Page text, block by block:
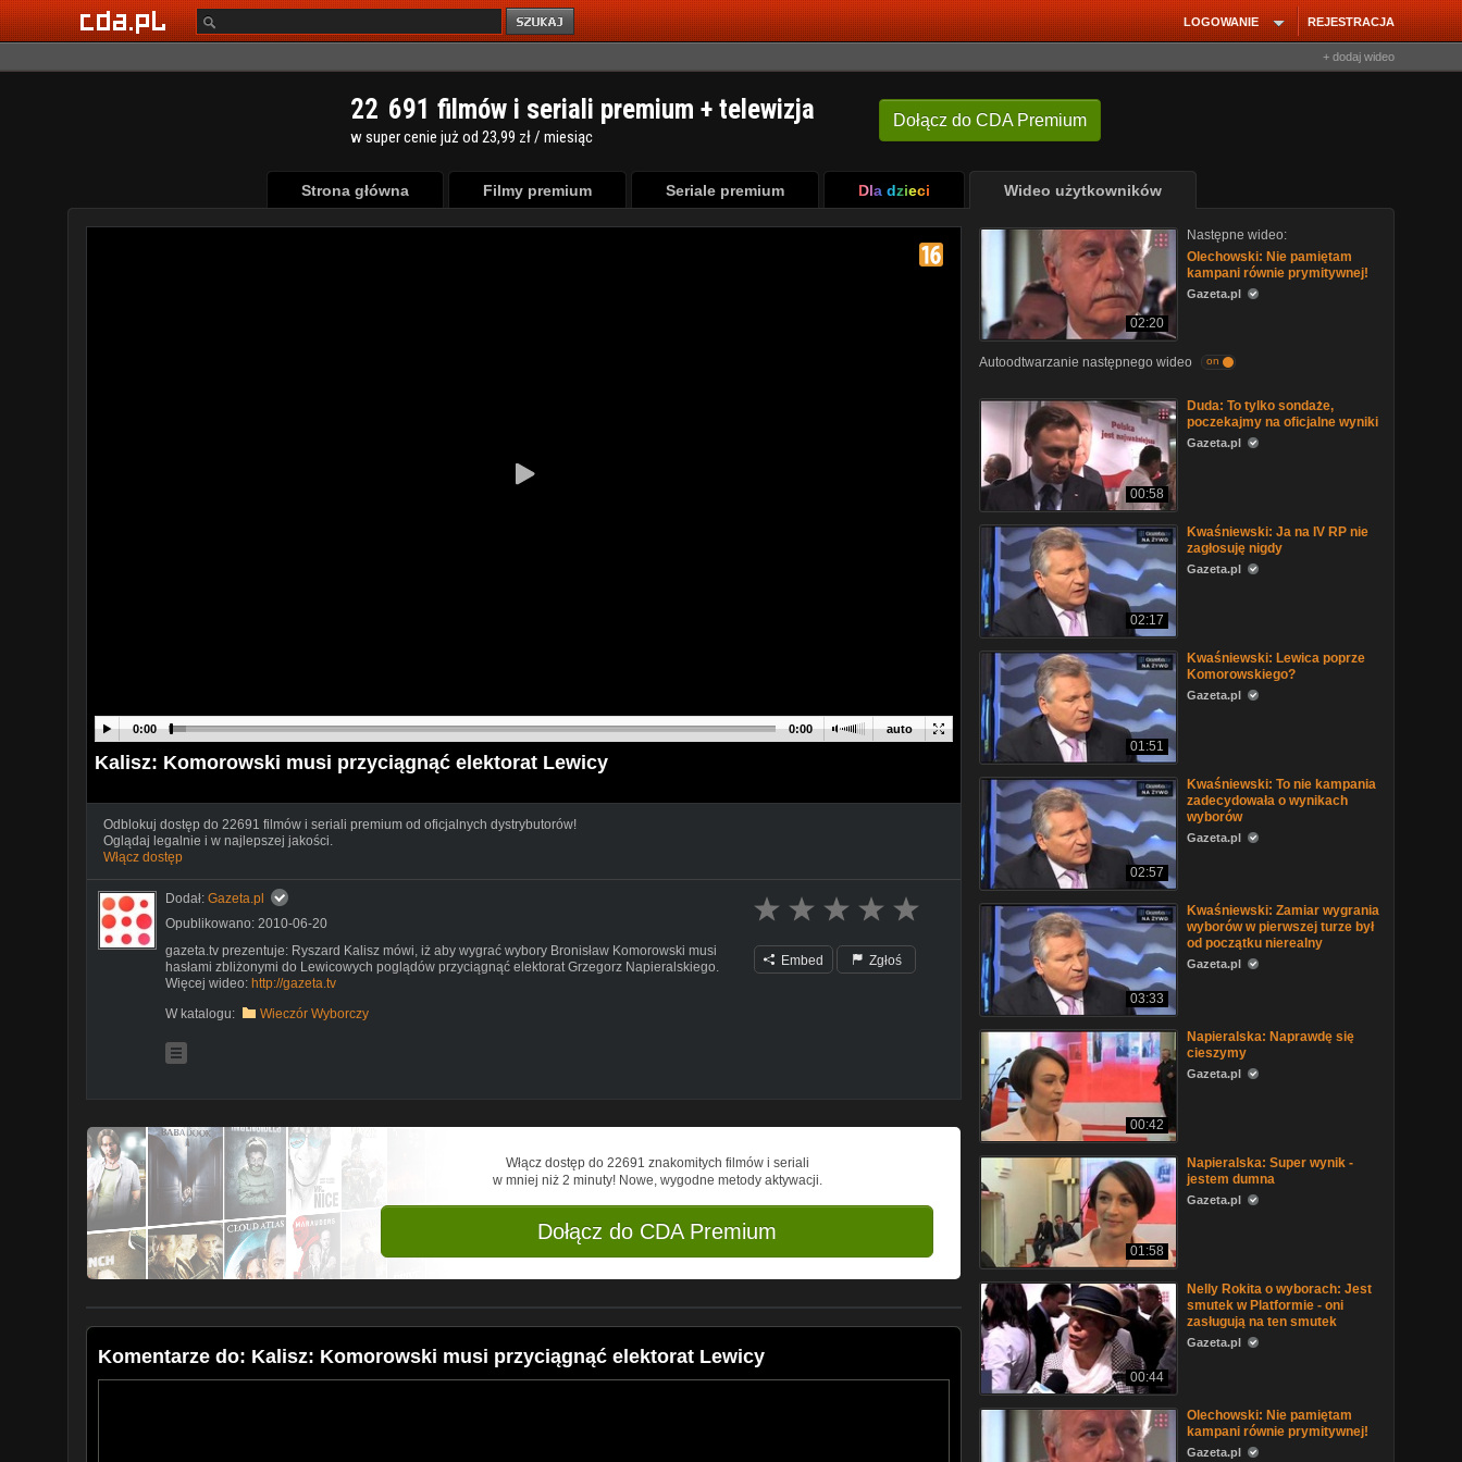
REJESTRACJA
LOGOWANIE
+ dodaj wideo
Dołącz do CDA Premium
22 691 filmów i seriali premium + telewizja
w super cenie już od 23,99 zł / miesiąc
Strona główna Filmy premium Seriale premium Dla dzieci Wideo użytkowników
auto
0:00 0:00
Kalisz: Komorowski musi przyciągnąć elektorat Lewicy
Odblokuj dostęp do 22691 filmów i seriali premium od oficjalnych dystrybutorów!
Oglądaj legalnie i w najlepszej jakości.
Włącz dostęp
Dodał: Gazeta.pl
Opublikowano: 2010-06-20
gazeta.tv prezentuje: Ryszard Kalisz mówi, iż aby wygrać wybory Bronisław Komorowski musi
hasłami zbliżonymi do Lewicowych poglądów przyciągnąć elektorat Grzegorz Napieralskiego.
Więcej wideo: http://gazeta.tv
W katalogu:
Wieczór Wyborczy
Embed Zgłoś
Włącz dostęp do 22691 znakomitych filmów i seriali
w mniej niż 2 minuty! Nowe, wygodne metody aktywacji.
Dołącz do CDA Premium
Komentarze do: Kalisz: Komorowski musi przyciągnąć elektorat Lewicy
02:20
Następne wideo:
Olechowski: Nie pamiętam
kampani równie prymitywnej!
Gazeta.pl
Autoodtwarzanie następnego wideo on
00:58
Duda: To tylko sondaże,
poczekajmy na oficjalne wyniki
Gazeta.pl
02:17
Kwaśniewski: Ja na IV RP nie
zagłosuję nigdy
Gazeta.pl
01:51
Kwaśniewski: Lewica poprze
Komorowskiego?
Gazeta.pl
02:57
Kwaśniewski: To nie kampania
zadecydowała o wynikach
wyborów
Gazeta.pl
03:33
Kwaśniewski: Zamiar wygrania
wyborów w pierwszej turze był
od początku nierealny
Gazeta.pl
00:42
Napieralska: Naprawdę się
cieszymy
Gazeta.pl
01:58
Napieralska: Super wynik -
jestem dumna
Gazeta.pl
00:44
Nelly Rokita o wyborach: Jest
smutek w Platformie - oni
zasługują na ten smutek
Gazeta.pl
Olechowski: Nie pamiętam
kampani równie prymitywnej!
Gazeta.pl